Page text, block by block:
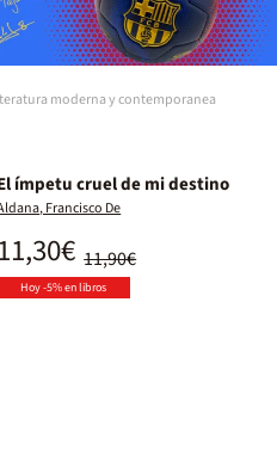
moderna y contemporanea
ímpetu cruel de mi destino
Francisco De
11,90€
11,30€
Hoy -5% en libros